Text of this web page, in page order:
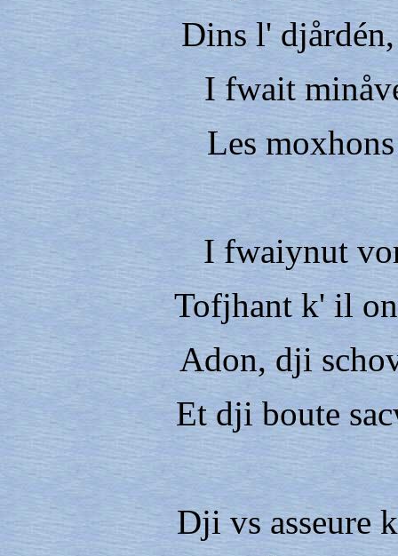
Dins l'
I fwait
Les
I fwaiynut
Tofjhant k' il
Adon, dji
Et dji boute
Dji vs asseure